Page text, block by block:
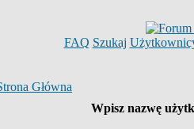
FAQ Szukaj
Główna
Wpisz nazwę